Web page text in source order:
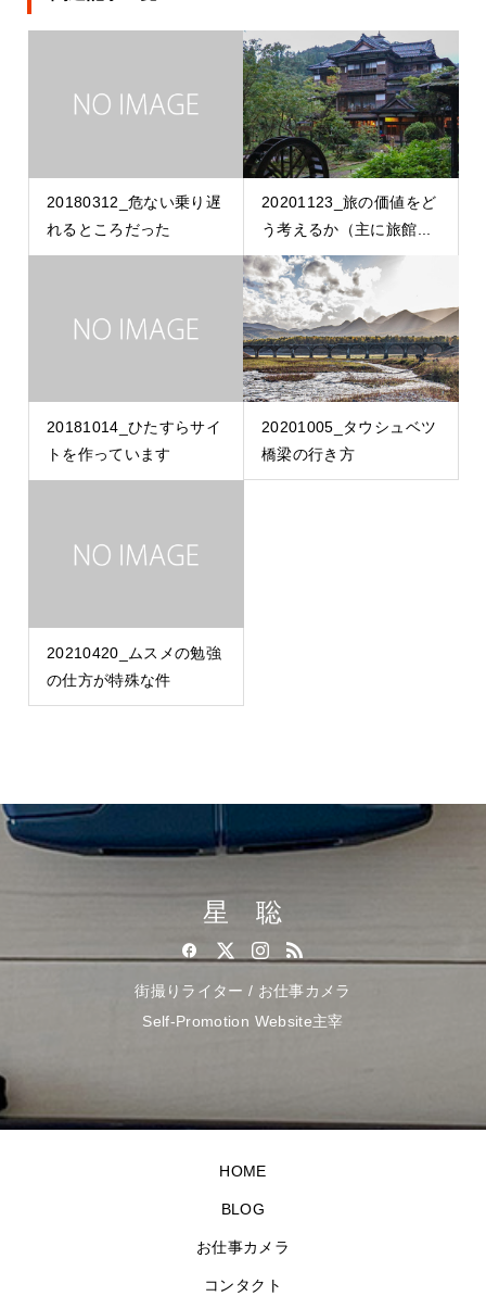
20180312_危ない乗り遅
れるところだった
20201123_旅の価値をど
う考えるか（主に旅館...
20181014_ひたすらサイ
トを作っています
20201005_タウシュベツ
橋梁の行き方
20210420_ムスメの勉強
の仕方が特殊な件
星 聡
街撮りライター / お仕事カメラ
Self-Promotion Website主宰
HOME
BLOG
お仕事カメラ
コンタクト